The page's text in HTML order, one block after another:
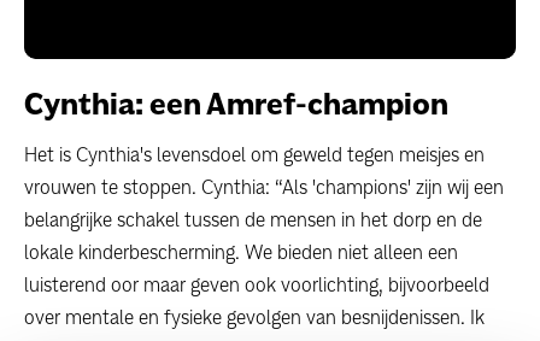
Cynthia: een Amref-champion
Het is Cynthia's levensdoel om geweld tegen meisjes en
vrouwen te stoppen. Cynthia: “Als 'champions' zijn wij een
belangrijke schakel tussen de mensen in het dorp en de
lokale kinderbescherming. We bieden niet alleen een
luisterend oor maar geven ook voorlichting, bijvoorbeeld
over mentale en fysieke gevolgen van besnijdenissen. Ik